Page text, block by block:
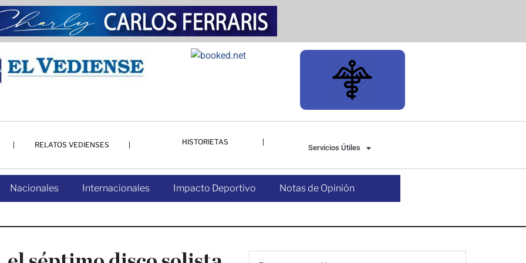
RELATOS VEDIENSES HISTORIETAS
Servicios Útiles
Nacionales Internacionales Impacto Deportivo Notas de Opinión